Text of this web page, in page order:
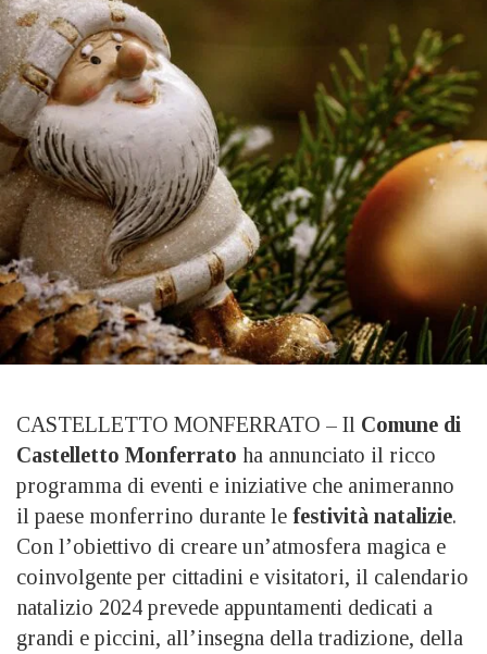
CASTELLETTO MONFERRATO – Il Comune di
Castelletto Monferrato ha annunciato il ricco
programma di eventi e iniziative che animeranno
il paese monferrino durante le festività natalizie.
Con l’obiettivo di creare un’atmosfera magica e
coinvolgente per cittadini e visitatori, il calendario
natalizio 2024 prevede appuntamenti dedicati a
grandi e piccini, all’insegna della tradizione, della